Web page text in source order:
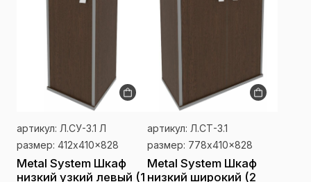
артикул: Л.СУ-3.1 Л
размер: 412x410x828
Metal System Шкаф
низкий узкий левый (1
артикул: Л.СТ-3.1
размер: 778x410x828
Metal System Шкаф
низкий широкий (2